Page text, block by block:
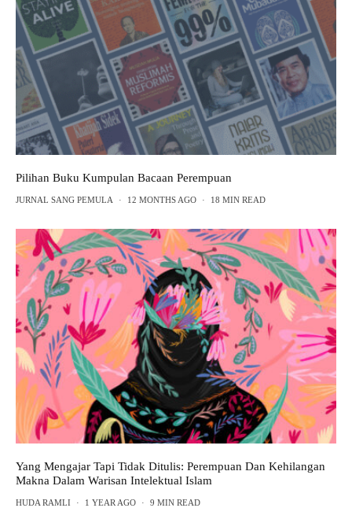
Pilihan Buku Kumpulan Bacaan Perempuan
JURNAL SANG PEMULA · 12 MONTHS AGO · 18 MIN READ
Yang Mengajar Tapi Tidak Ditulis: Perempuan Dan Kehilangan
Makna Dalam Warisan Intelektual Islam
HUDA RAMLI · 1 YEAR AGO · 9 MIN READ